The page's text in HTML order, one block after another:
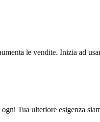
le vendite. Inizia ad
Tua ulteriore esigenza